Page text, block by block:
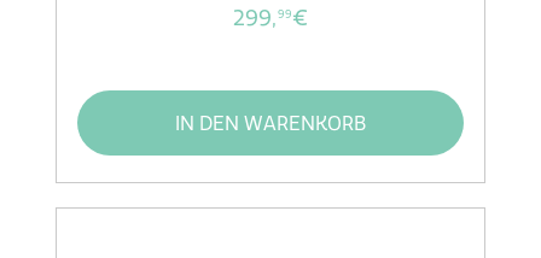
299,99€
IN DEN WARENKORB